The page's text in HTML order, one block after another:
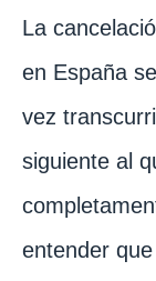
La
en España
vez
siguiente al
entender